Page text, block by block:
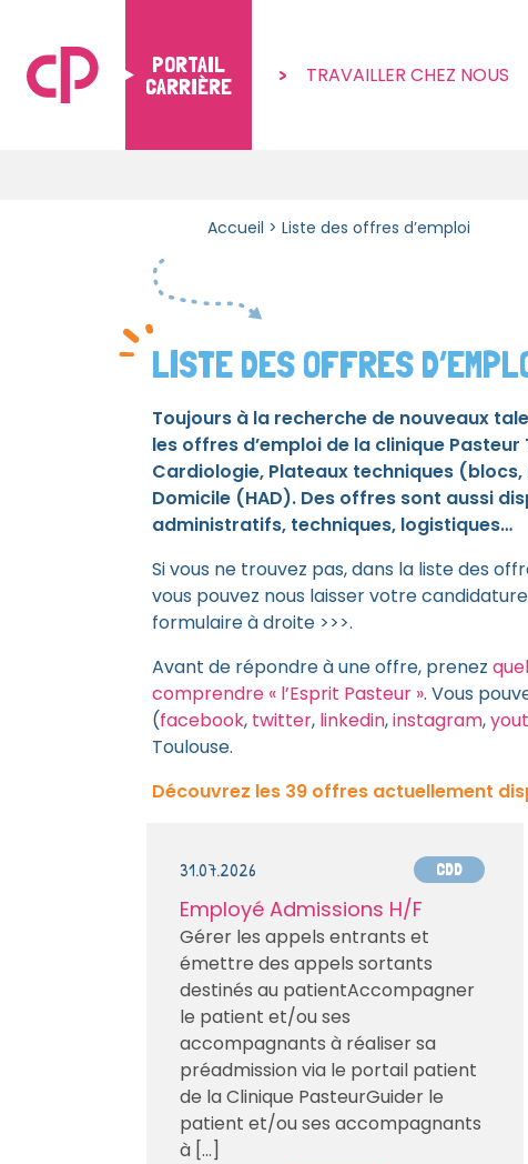
PORTAIL
CARRIÈRE
TRAVAILLER CHEZ NOUS
Accueil > Liste des offres d’emploi
LISTE DES OFFRES
Toujours à la recherche de nouveaux
les offres d’emploi de la clinique
Cardiologie, Plateaux techniques
Domicile (HAD). Des offres sont aussi
administratifs, techniques, logistiques…
Si vous ne trouvez pas, dans la liste des
vous pouvez nous laisser votre
formulaire à droite >>>.
Avant de répondre à une offre, prenez
comprendre « l’Esprit Pasteur ». Vous
(facebook, twitter, linkedin,instagram,
Toulouse.
Découvrez les 39 offres actuellement
31.07.2026 CDD
Employé Admissions H/F
Gérer les appels entrants et
émettre des appels sortants
destinés au patientAccompagner
le patient et/ou ses
accompagnants à réaliser sa
préadmission via le portail patient
de la Clinique PasteurGuider le
patient et/ou ses accompagnants
à [...]